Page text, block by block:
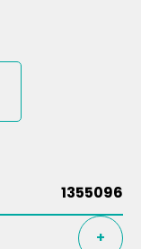
1355096
+